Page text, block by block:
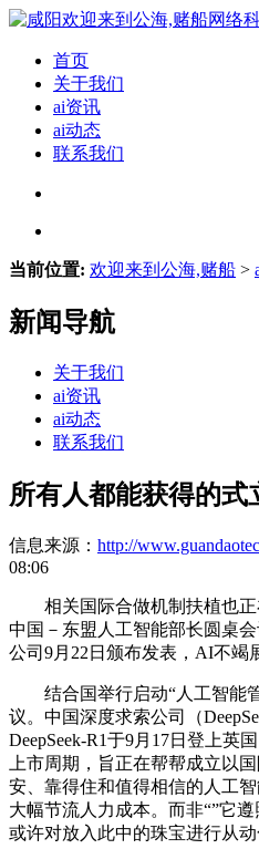
首页
关于我们
ai资讯
ai动态
联系我们
当前位置: 欢迎来到公海,赌船 >
新闻导航
关于我们
ai资讯
ai动态
联系我们
所有人都能获得的式
信息来源： http://
08:06
相关国际合做机制扶植也正
中国－东盟人工智能部长圆桌
公司9月22日颁布发表，AI不竭
结合国举行启动“人工智能
议。中国深度求索公司（
DeepSeek-R1于9月17日登上英
上市周期，旨正在帮帮成立以
安、靠得住和值得相信的人工
大幅节流人力成本。而非“”它
或许对放入此中的珠宝进行从动